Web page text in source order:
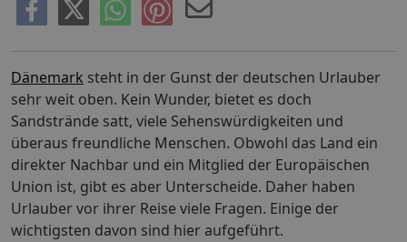
Dänemark steht in der Gunst der deutschen Urlauber
sehr weit oben. Kein Wunder, bietet es doch
Sandstrände satt, viele Sehenswürdigkeiten und
überaus freundliche Menschen. Obwohl das Land ein
direkter Nachbar und ein Mitglied der Europäischen
Union ist, gibt es aber Unterscheide. Daher haben
Urlauber vor ihrer Reise viele Fragen. Einige der
wichtigsten davon sind hier aufgeführt.